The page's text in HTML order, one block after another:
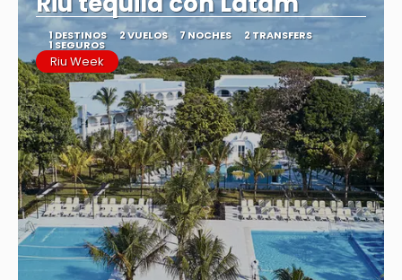
1 DESTINOS 2 VUELOS 7 NOCHES 2 TRANSFERS
1 SEGUROS
Riu Week